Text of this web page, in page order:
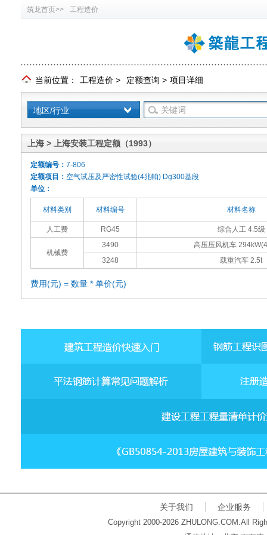
筑龙首页>> 工程造价
当前位置： 工程造价 > 定额查询 > 项目详细
地区/行业
上海 > 上海安装工程定额（1993）
定额编号： 7-806
定额项目： 空气试压及严密性试验(4兆帕) Dg300基段
单位：
材料类别 材料编号 材料名称
人工费 RG45 综合人工 4.5级
机械费
3490
高压压风机车
3248
载重汽车 2.5t
费用(元) = 数量 * 单价(元)
关于我们 企业服务
Copyright 2000-2026 ZHULONG.COM.All